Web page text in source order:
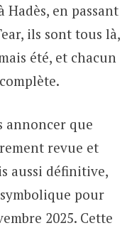
Hadès, en passant
ils sont tous là,
été, et chacun
annoncer que
revue et
aussi définitive,
pour
2025. Cette